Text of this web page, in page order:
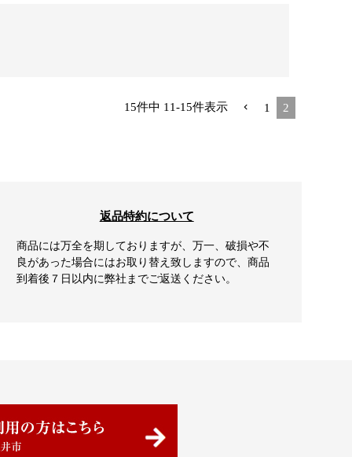
15件中 11-15件表示 1 2
返品特約について
商品には万全を期しておりますが、万一、破損や不
良があった場合にはお取り替え致しますので、商品
到着後７日以内に弊社までご返送ください。